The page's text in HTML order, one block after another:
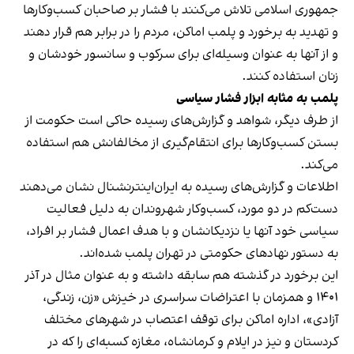
جمهوری اسلامی تلاش می‌کنند با فشار بر صاحبان کسب‌وکارها
و تهدید به برخورد و پلمب اماکن، مردم را در برابر هم قرار دهند
و از آنها به عنوان وسیله‌ای برای سرکوب و سانسور خودشان و
زنان استفاده کنند.
پلمب به مثابه ابزار فشار سیاسی
از طرف دیگر، شواهد و گزارش‌های رسیده حاکی است حکومت از
بستن کسب‌وکارها برای انتقام‌گیری از مخالفانش هم استفاده
می‌کند.
اطلاعات و گزارش‌های رسیده به ایران‌اینترنشنال نشان می‌دهند
دست‌کم در دو مورد، کسب‌وکار شهروندان به دلیل فعالیت
سیاسی خود آنها یا نزدیکانشان و با هدف اعمال فشار بر افراد،
به دستور نهادهای حکومتی در تهران پلمب شده‌اند.
این برخورد در گذشته هم سابقه داشته و به عنوان مثال در آذر
۱۴۰۱ و همزمان با اعتراضات سراسری در خیزش «زن، زندگی،
آزادی»، اداره اماکن برای توقف اعتصاب در شهرهای مختلف
کردستان و نیز در ایلام و کرمانشاه، مغازه کسبه‌ای را که در